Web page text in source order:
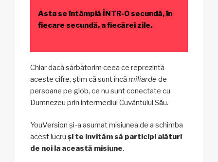
Asta se întâmplă ÎNTR-O secundă, în
fiecare secundă, a fiecărei zile.
Chiar dacă sărbătorim ceea ce reprezintă
aceste cifre, știm că sunt încămiliarde de
persoane pe glob, ce nu sunt conectate cu
Dumnezeu prin intermediul Cuvântului Său.
YouVersion și-a asumat misiunea de a schimba
acest lucru și te invităm să participi alături
de noi la această misiune.